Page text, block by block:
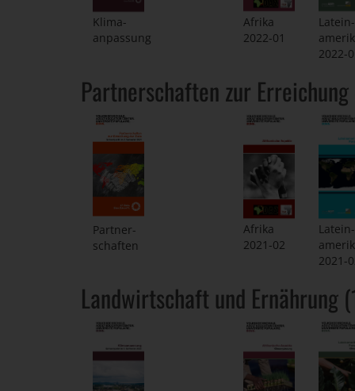
Klima-
anpassung
Afrika
2022-01
Latein-
2022-
Partnerschaften zur
Partner-
schaften
Afrika
2021-02
Latein-
2021-
Landwirtschaft und Ernährung